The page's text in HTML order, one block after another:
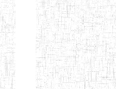
Denomination
GTTC KUMBO
GTTTC